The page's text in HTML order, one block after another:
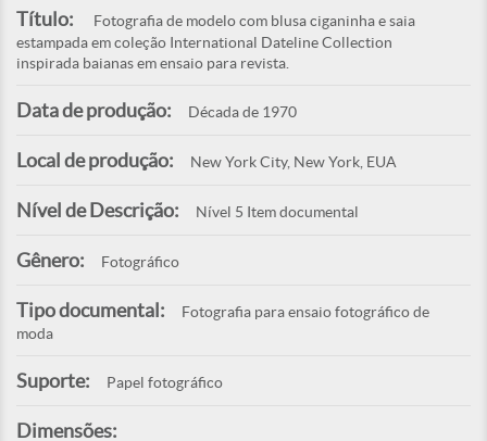
Título:
Fotografia de modelo com blusa ciganinha e saia
estampada em coleção International Dateline Collection
inspirada baianas em ensaio para revista.
Data de produção: Década de 1970
Local de produção: New York City, New York, EUA
Nível de Descrição: Nível 5 Item documental
Gênero: Fotográfico
Tipo documental:
Fotografia para ensaio fotográfico de
moda
Suporte: Papel fotográfico
Dimensões: